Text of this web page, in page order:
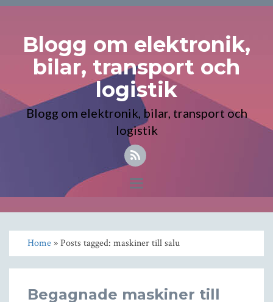
Blogg om elektronik,
bilar, transport och
logistik
Blogg om elektronik, bilar, transport och
logistik
Toggle
Home» Posts tagged: maskiner till salu
Begagnade maskiner till